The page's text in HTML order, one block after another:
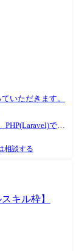
いただきます。
です!
の検討など、ビ
グによってはス
業種問わずエン
、希望やキャリ
もよりますが、当
相談する
キル枠】